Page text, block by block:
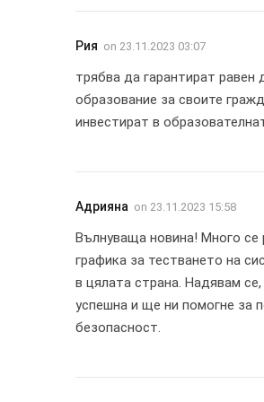
Рия on 23.11.2023 03:07
трябва да гарантират равен
образование за своите
инвестират в
Адрияна on 23.11.2023 15:58
Вълнуваща новина! Много се
графика за тестването на
в цялата страна. Надявам
успешна и ще ни помогне за
безопасност.